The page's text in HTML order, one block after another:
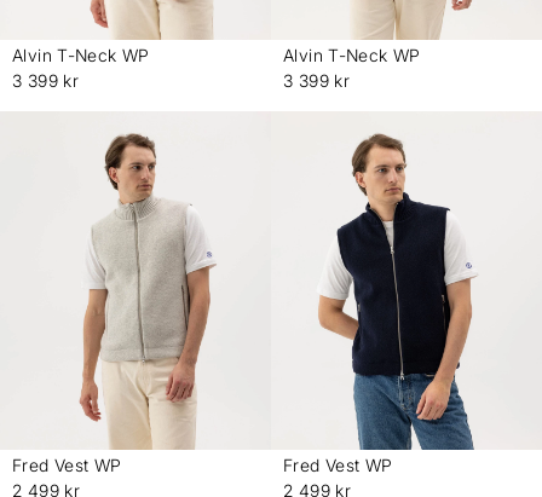
Alvin T-Neck WP
3 399 kr
Alvin T-Neck WP
3 399 kr
Fred Vest WP
2 499 kr
Fred Vest WP
2 499 kr